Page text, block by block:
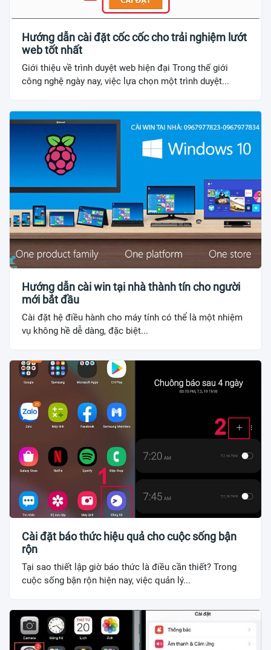
Hướng dẫn cài đặt cốc cốc cho trải nghiệm lướt
web tốt nhất
Giới thiệu về trình duyệt web hiện đại Trong thế giới
công nghệ ngày nay, việc lựa chọn một trình duyệt...
Hướng dẫn cài win tại nhà thành tín cho người
mới bắt đầu
Cài đặt hệ điều hành cho máy tính có thể là một nhiệm
vụ không hề dễ dàng, đặc biệt...
Cài đặt báo thức hiệu quả cho cuộc sống bận
rộn
Tại sao thiết lập giờ báo thức là điều cần thiết? Trong
cuộc sống bận rộn hiện nay, việc quản lý...